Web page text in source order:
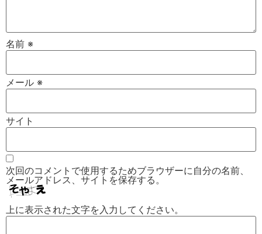
名前 ※
メール ※
サイト
次回のコメントで使用するためブラウザーに自分の名前、
メールアドレス、サイトを保存する。
上に表示された文字を入力してください。